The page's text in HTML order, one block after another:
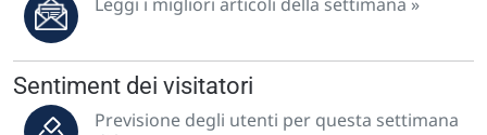
Leggi i migliori articoli della settimana »
Sentiment dei visitatori
Previsione degli utenti per questa settimana